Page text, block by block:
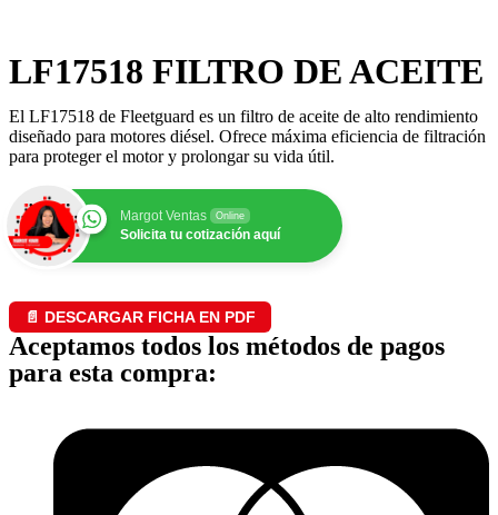
LF17518 FILTRO DE ACEITE
El LF17518 de Fleetguard es un filtro de aceite de alto rendimiento
diseñado para motores diésel. Ofrece máxima eficiencia de filtración
para proteger el motor y prolongar su vida útil.
Margot Ventas Online
Solicita tu cotización aquí
📄 DESCARGAR FICHA EN PDF
Aceptamos todos los métodos de pagos
para esta compra: